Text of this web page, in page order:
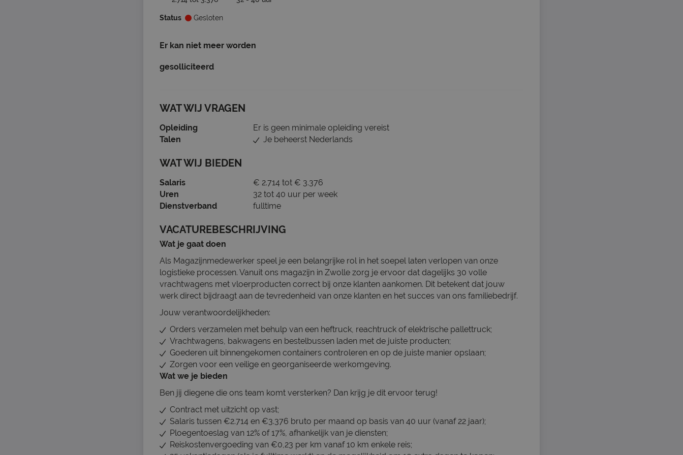
Status Gesloten
Er kan niet meer worden
gesolliciteerd
WAT WIJ VRAGEN
Opleiding
Er is geen minimale opleiding vereist
Talen
Je beheerst Nederlands
WAT WIJ BIEDEN
Salaris
€ 2.714 tot € 3.376
Uren
32 tot 40 uur per week
Dienstverband
fulltime
VACATUREBESCHRIJVING
Wat je gaat doen
Als Magazijnmedewerker speel je een belangrijke rol in het soepel laten verlopen van onze
logistieke processen. Vanuit ons magazijn in Zwolle zorg je ervoor dat dagelijks 30 volle
vrachtwagens met vloerproducten correct bij onze klanten aankomen. Dit betekent dat jouw
werk direct bijdraagt aan de tevredenheid van onze klanten en het succes van ons familiebedrijf.
Jouw verantwoordelijkheden:
Orders verzamelen met behulp van een heftruck, reachtruck of elektrische pallettruck;
Vrachtwagens, bakwagens en bestelbussen laden met de juiste producten;
Goederen uit binnengekomen containers controleren en op de juiste manier opslaan;
Zorgen voor een veilige en georganiseerde werkomgeving.
Wat we je bieden
Ben jij diegene die ons team komt versterken? Dan krijg je dit ervoor terug!
Contract met uitzicht op vast;
Salaris tussen €2.714 en €3.376 bruto per maand op basis van 40 uur (vanaf 22 jaar);
Ploegentoeslag van 12% of 17%, afhankelijk van je diensten;
Reiskostenvergoeding van €0,23 per km vanaf 10 km enkele reis;